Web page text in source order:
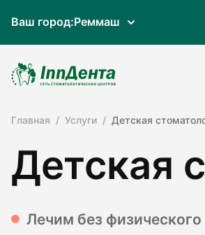
Ваш город:Реммаш
Главная Услуги Детская
Детская
Лечим без